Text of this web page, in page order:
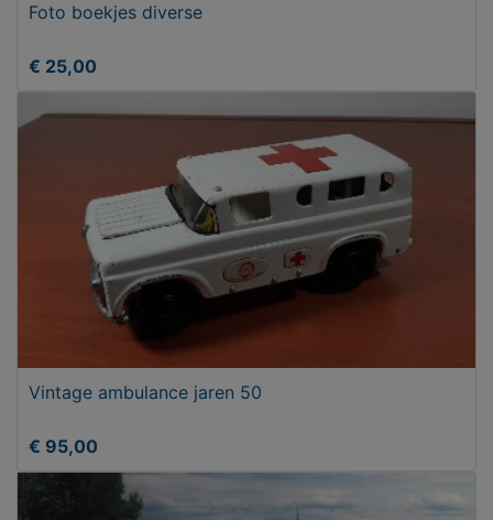
Foto boekjes diverse
€ 25,00
Vintage ambulance jaren 50
€ 95,00